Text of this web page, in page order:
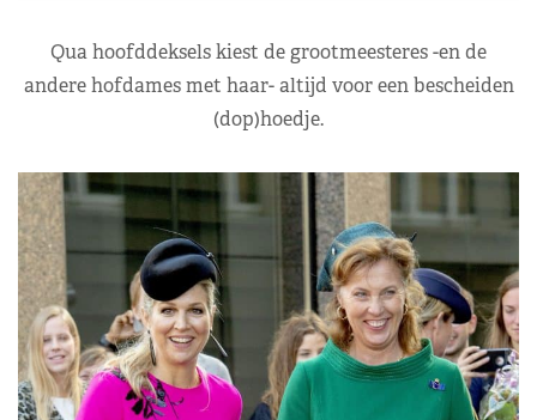
Qua hoofddeksels kiest de grootmeesteres -en de
andere hofdames met haar- altijd voor een bescheiden
(dop)hoedje.